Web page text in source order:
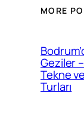
MORE
Geziler
Tekne
Turları